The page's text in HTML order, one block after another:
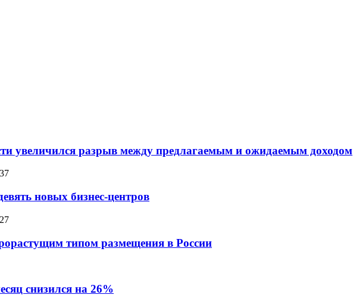
увеличился разрыв между предлагаемым и ожидаемым доходом
новых бизнес-центров
типом размещения в России
снизился на 26%